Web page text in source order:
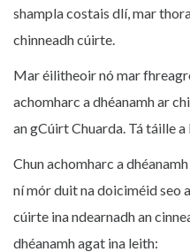
shampla costais dlí, mar
chinneadh cúirte.
Mar éilitheoir nó mar
achomharc a dhéanamh ar
an gCúirt Chuarda. Tá táille
Chun achomharc a
ní mór duit na doiciméid seo
cúirte ina ndearnadh an
dhéanamh agat ina leith: